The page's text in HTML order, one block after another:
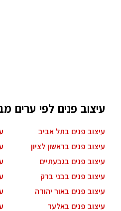
עיצוב פנים לפי ערים
עיצוב פנים בתל אביב
עיצוב פנים בראשון לציון
עיצוב פנים בגבעתיים
עיצוב פנים בבני ברק
עיצוב פנים באור יהודה
עיצוב פנים באלעד